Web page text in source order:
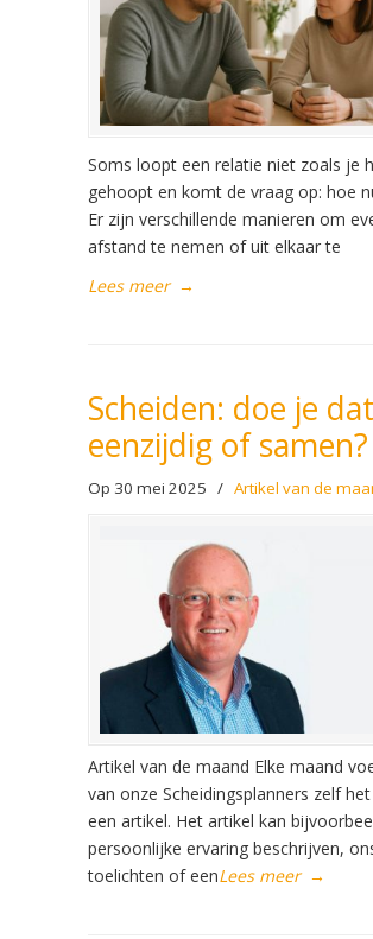
Soms loopt een relatie niet zoals je
gehoopt en komt de vraag op: hoe
Er zijn verschillende manieren om
afstand te nemen of uit elkaar te
Lees meer →
Scheiden: doe je dat
eenzijdig of samen?
Op 30 mei 2025 / Artikel van de
Artikel van de maand Elke maand
van onze Scheidingsplanners zelf
een artikel. Het artikel kan
persoonlijke ervaring beschrijven,
toelichten of eenLees meer →